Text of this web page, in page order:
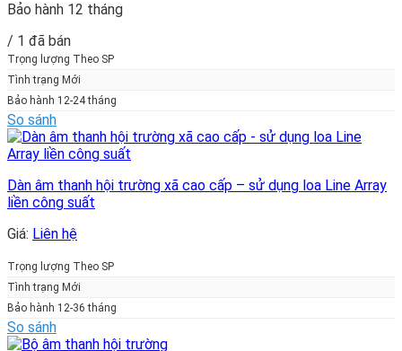
Bảo hành 12 tháng
/ 1 đã bán
Trọng lượng Theo SP
Tình trạng Mới
Bảo hành 12-24 tháng
So sánh
Dàn âm thanh hội trường xã cao cấp – sử dụng loa Line Array
liền công suất
Giá: Liên hệ
Trọng lượng Theo SP
Tình trạng Mới
Bảo hành 12-36 tháng
So sánh